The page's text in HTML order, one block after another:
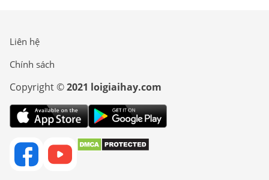
Liên hệ
Chính sách
Copyright ©2021 loigiaihay.com